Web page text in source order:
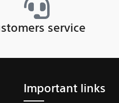
service
Important links